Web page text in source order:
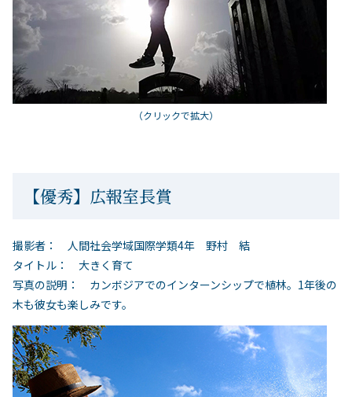
（クリックで拡大）
【優秀】広報室長賞
撮影者： 人間社会学域国際学類4年 野村 結
タイトル： 大きく育て
写真の説明： カンボジアでのインターンシップで植林。1年後の
木も彼女も楽しみです。